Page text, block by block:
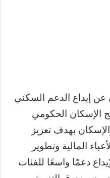
عن إيداع الدعم السكني
ضمن برنامج الإسكان الحكومي
بهدف تعزيز
المالية وتطوير
دعمًا واسعًا للفئات